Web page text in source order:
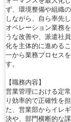
ず、環境整備や組織
しながら、自ら率先
オペレーション業務
うな改善や、派遣社
化を主体的に進める
一から業務プロセス
す。
【職務内容】
営業管理における定
り効率的で正確性を
た、営業部からイレ
決や、部門横断的な